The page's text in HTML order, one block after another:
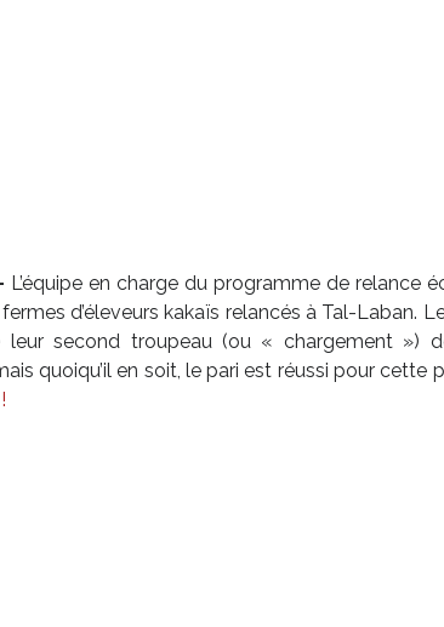
L’équipe en charge du programme de relance
d’éleveurs kakaïs relancés à Tal-Laban.
leur second troupeau (ou « chargement »)
quoiqu’il en soit, le pari est réussi pour cette
!